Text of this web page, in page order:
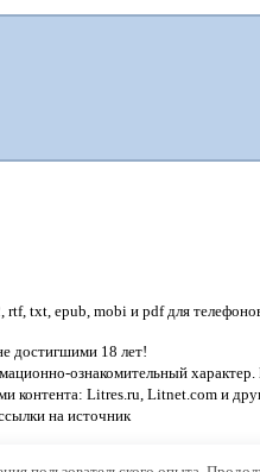
rtf, txt, epub, mobi и pdf для
достигшими 18 лет!
ознакомительный
контента: Litres.ru, Litnet.com и
на источник